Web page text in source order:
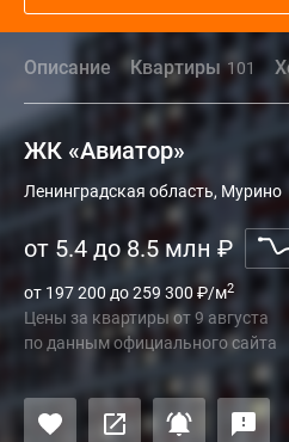
Описание Квартиры 101
ЖК «Авиатор»
Ленинградская область, Мурино
от 5.4 до 8.5 млн ₽
от 197 200 до 259 300 ₽/м2
Цены за квартиры от9 августа
по данным официального сайта